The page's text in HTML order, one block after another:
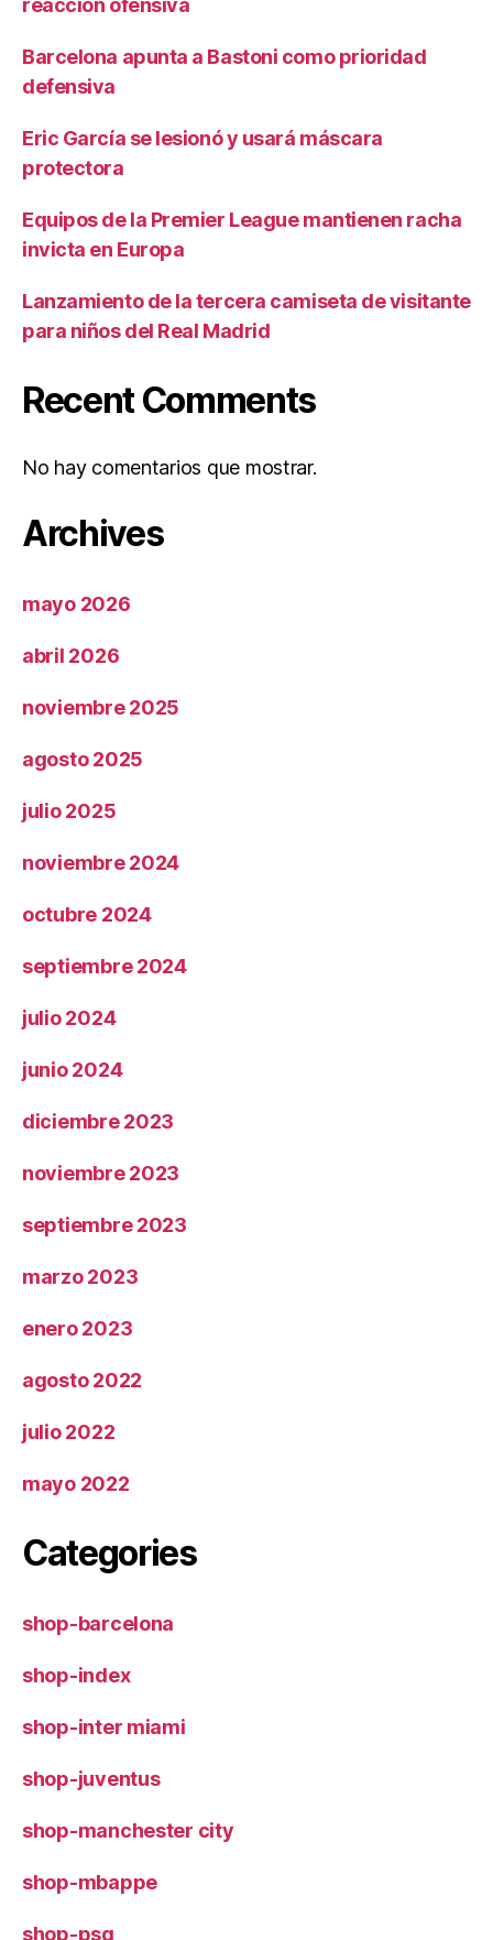
reacción ofensiva
Barcelona apunta a Bastoni como prioridad
defensiva
Eric García se lesionó y usará máscara
protectora
Equipos de la Premier League mantienen racha
invicta en Europa
Lanzamiento de la tercera camiseta de visitante
para niños del Real Madrid
Recent Comments
No hay comentarios que mostrar.
Archives
mayo 2026
abril 2026
noviembre 2025
agosto 2025
julio 2025
noviembre 2024
octubre 2024
septiembre 2024
julio 2024
junio 2024
diciembre 2023
noviembre 2023
septiembre 2023
marzo 2023
enero 2023
agosto 2022
julio 2022
mayo 2022
Categories
shop-barcelona
shop-index
shop-inter miami
shop-juventus
shop-manchester city
shop-mbappe
shop-psg